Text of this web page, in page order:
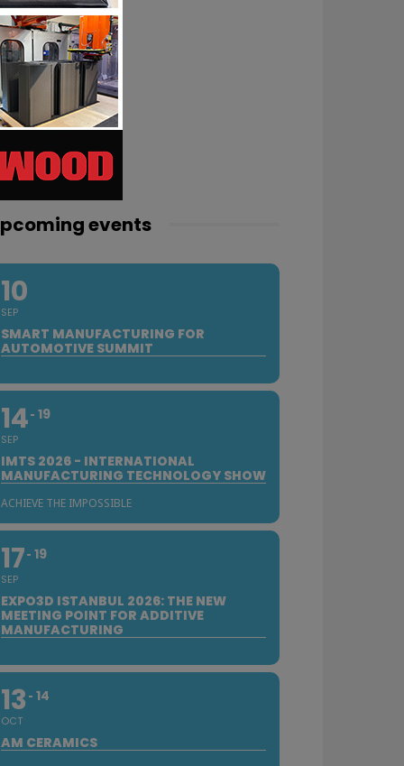
events
10
SEP
SMART MANUFACTURING FOR
AUTOMOTIVE SUMMIT
14
SEP
19
IMTS 2026 - INTERNATIONAL
MANUFACTURING TECHNOLOGY SHOW
ACHIEVE THE IMPOSSIBLE
17
SEP
19
EXPO3D ISTANBUL 2026: THE NEW
MEETING POINT FOR ADDITIVE
MANUFACTURING
13
OCT
14
AM CERAMICS